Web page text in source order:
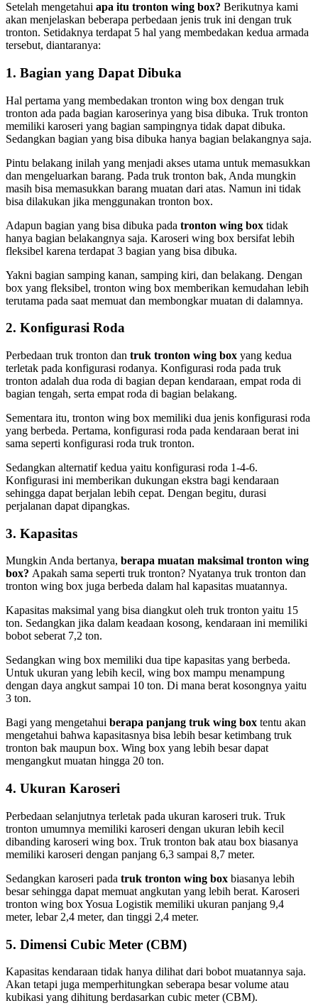
Setelah mengetahui apa itu tronton wing box? Berikutnya kami
akan menjelaskan beberapa perbedaan jenis truk ini dengan truk
tronton. Setidaknya terdapat 5 hal yang membedakan kedua armada
tersebut, diantaranya:
1. Bagian yang Dapat Dibuka
Hal pertama yang membedakan tronton wing box dengan truk
tronton ada pada bagian karoserinya yang bisa dibuka. Truk tronton
memiliki karoseri yang bagian sampingnya tidak dapat dibuka.
Sedangkan bagian yang bisa dibuka hanya bagian belakangnya saja.
Pintu belakang inilah yang menjadi akses utama untuk memasukkan
dan mengeluarkan barang. Pada truk tronton bak, Anda mungkin
masih bisa memasukkan barang muatan dari atas. Namun ini tidak
bisa dilakukan jika menggunakan tronton box.
Adapun bagian yang bisa dibuka pada tronton wing box tidak
hanya bagian belakangnya saja. Karoseri wing box bersifat lebih
fleksibel karena terdapat 3 bagian yang bisa dibuka.
Yakni bagian samping kanan, samping kiri, dan belakang. Dengan
box yang fleksibel, tronton wing box memberikan kemudahan lebih
terutama pada saat memuat dan membongkar muatan di dalamnya.
2. Konfigurasi Roda
Perbedaan truk tronton dan truk tronton wing box yang kedua
terletak pada konfigurasi rodanya. Konfigurasi roda pada truk
tronton adalah dua roda di bagian depan kendaraan, empat roda di
bagian tengah, serta empat roda di bagian belakang.
Sementara itu, tronton wing box memiliki dua jenis konfigurasi roda
yang berbeda. Pertama, konfigurasi roda pada kendaraan berat ini
sama seperti konfigurasi roda truk tronton.
Sedangkan alternatif kedua yaitu konfigurasi roda 1-4-6.
Konfigurasi ini memberikan dukungan ekstra bagi kendaraan
sehingga dapat berjalan lebih cepat. Dengan begitu, durasi
perjalanan dapat dipangkas.
3. Kapasitas
Mungkin Anda bertanya, berapa muatan maksimal tronton wing
box? Apakah sama seperti truk tronton? Nyatanya truk tronton dan
tronton wing box juga berbeda dalam hal kapasitas muatannya.
Kapasitas maksimal yang bisa diangkut oleh truk tronton yaitu 15
ton. Sedangkan jika dalam keadaan kosong, kendaraan ini memiliki
bobot seberat 7,2 ton.
Sedangkan wing box memiliki dua tipe kapasitas yang berbeda.
Untuk ukuran yang lebih kecil, wing box mampu menampung
dengan daya angkut sampai 10 ton. Di mana berat kosongnya yaitu
3 ton.
Bagi yang mengetahui berapa panjang truk wing box tentu akan
mengetahui bahwa kapasitasnya bisa lebih besar ketimbang truk
tronton bak maupun box. Wing box yang lebih besar dapat
mengangkut muatan hingga 20 ton.
4. Ukuran Karoseri
Perbedaan selanjutnya terletak pada ukuran karoseri truk. Truk
tronton umumnya memiliki karoseri dengan ukuran lebih kecil
dibanding karoseri wing box. Truk tronton bak atau box biasanya
memiliki karoseri dengan panjang 6,3 sampai 8,7 meter.
Sedangkan karoseri pada truk tronton wing box biasanya lebih
besar sehingga dapat memuat angkutan yang lebih berat. Karoseri
tronton wing box Yosua Logistik memiliki ukuran panjang 9,4
meter, lebar 2,4 meter, dan tinggi 2,4 meter.
5. Dimensi Cubic Meter (CBM)
Kapasitas kendaraan tidak hanya dilihat dari bobot muatannya saja.
Akan tetapi juga memperhitungkan seberapa besar volume atau
kubikasi yang dihitung berdasarkan cubic meter (CBM).